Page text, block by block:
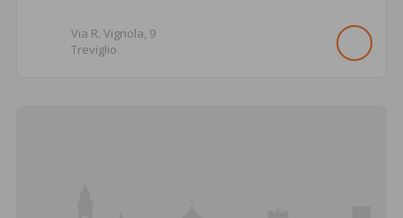
Via R. Vignola, 9
Treviglio